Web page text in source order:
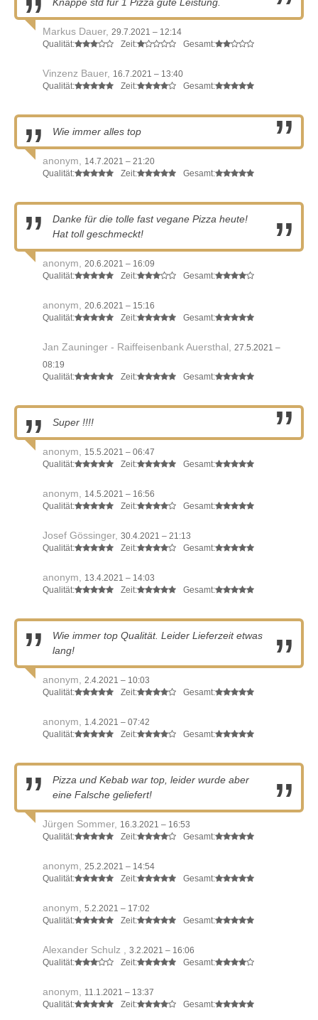
Markus Dauer, 29.7.2021 – 12:14
Qualität:
Zeit: Gesamt:
Vinzenz Bauer, 16.7.2021 – 13:40
Qualität:
Zeit: Gesamt:
Wie immer alles top
anonym,
14.7.2021 – 21:20
Qualität:
Zeit: Gesamt:
Danke für die tolle fast vegane Pizza heute!
Hat toll geschmeckt!
anonym,
20.6.2021 – 16:09
Qualität:
Zeit: Gesamt:
anonym,
20.6.2021 – 15:16
Qualität:
Zeit: Gesamt:
Jan Zauninger - Raiffeisenbank Auersthal,
27.5.2021 –
08:19
Qualität:
Zeit: Gesamt:
Super !!!!
anonym,
15.5.2021 – 06:47
Qualität:
Zeit: Gesamt:
anonym,
14.5.2021 – 16:56
Qualität:
Zeit: Gesamt:
Josef Gössinger, 30.4.2021 – 21:13
Qualität:
Zeit: Gesamt:
anonym,
13.4.2021 – 14:03
Qualität:
Zeit: Gesamt:
Wie immer top Qualität. Leider Lieferzeit etwas
lang!
anonym,
2.4.2021 – 10:03
Qualität:
Zeit: Gesamt:
anonym,
1.4.2021 – 07:42
Qualität:
Zeit: Gesamt:
Pizza und Kebab war top, leider wurde aber
eine Falsche geliefert!
Jürgen Sommer, 16.3.2021 – 16:53
Qualität:
Zeit: Gesamt:
anonym,
25.2.2021 – 14:54
Qualität:
Zeit: Gesamt:
anonym, 5.2.2021 – 17:02
Qualität:
Zeit: Gesamt:
Alexander Schulz , 3.2.2021 – 16:06
Qualität:
Zeit: Gesamt:
anonym,
11.1.2021 – 13:37
Qualität:
Zeit: Gesamt: